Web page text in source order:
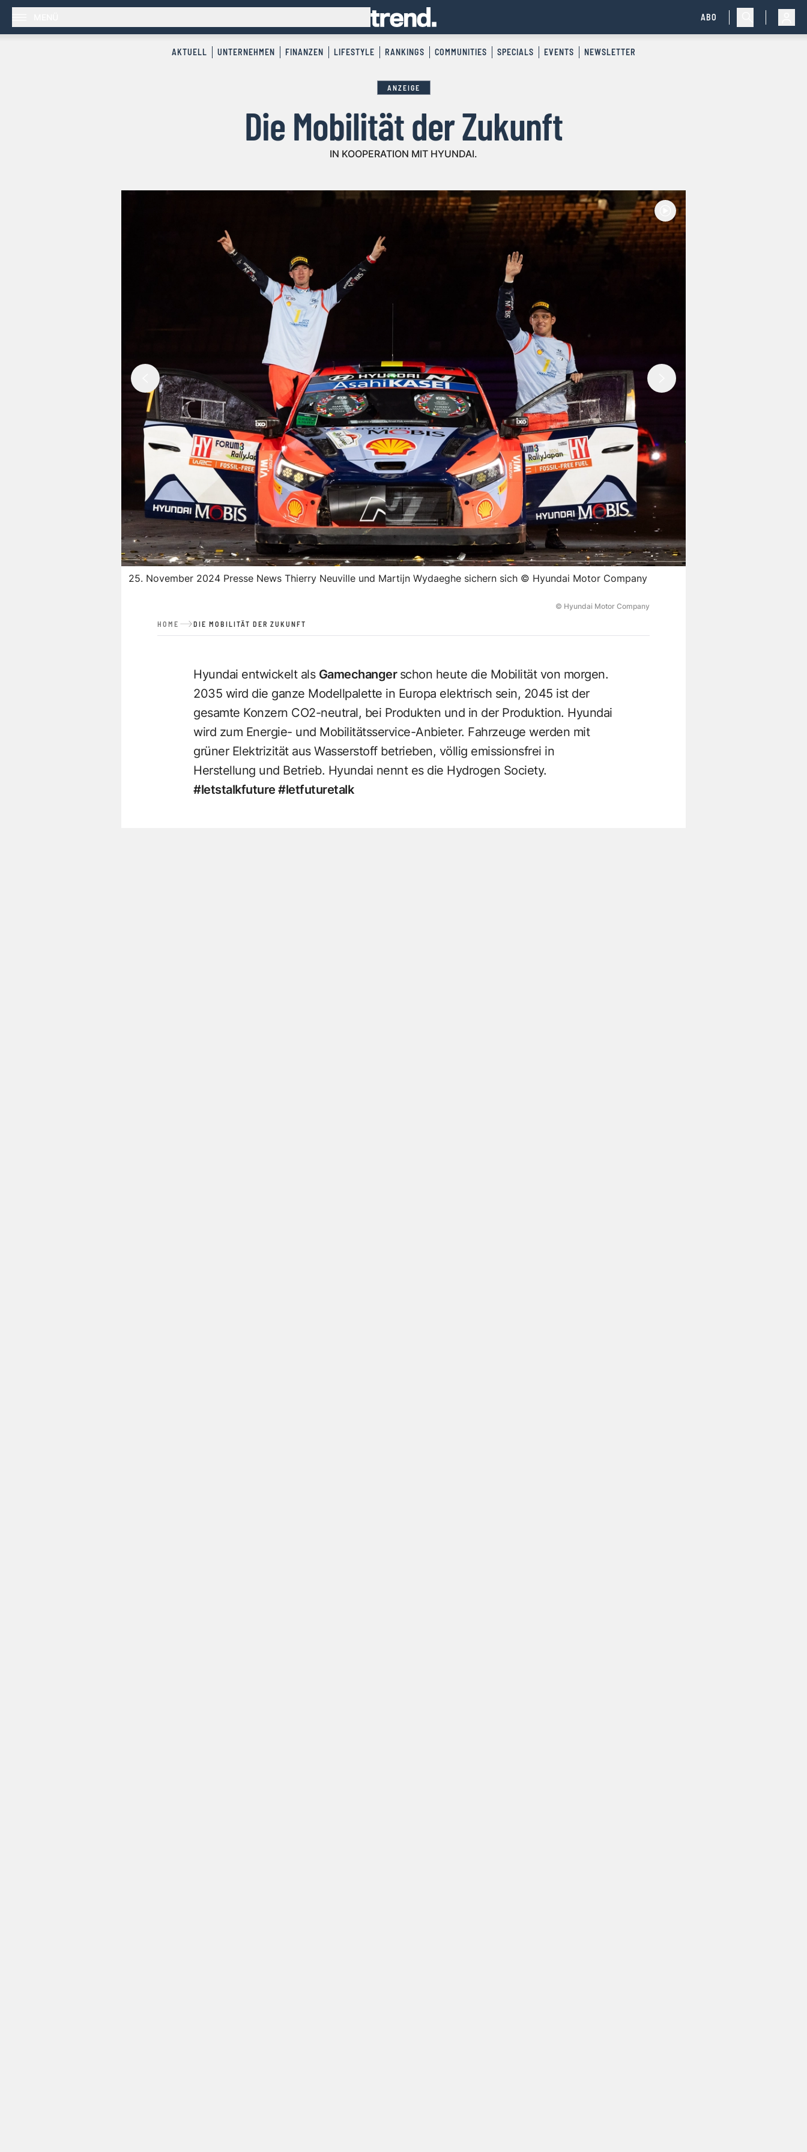
ABO
AKTUELL UNTERNEHMEN FINANZEN LIFESTYLE RANKINGS COMMUNITIES SPECIALS EVENTS NEWSLETTER
ANZEIGE
Die Mobilität der Zukunft
IN KOOPERATION MIT HYUNDAI.
25. November 2024 Presse News Thierry Neuville und Martijn Wydaeghe sichern sich © Hyundai Motor Company
© Hyundai Motor Company
HOME DIE MOBILITÄT DER ZUKUNFT
Hyundai entwickelt als Gamechanger schon heute die Mobilität von morgen.
2035 wird die ganze Modellpalette in Europa elektrisch sein, 2045 ist der
gesamte Konzern CO2-neutral, bei Produkten und in der Produktion. Hyundai
wird zum Energie- und Mobilitätsservice-Anbieter. Fahrzeuge werden mit
grüner Elektrizität aus Wasserstoff betrieben, völlig emissionsfrei in
Herstellung und Betrieb. Hyundai nennt es die Hydrogen Society.
#letstalkfuture #letfuturetalk